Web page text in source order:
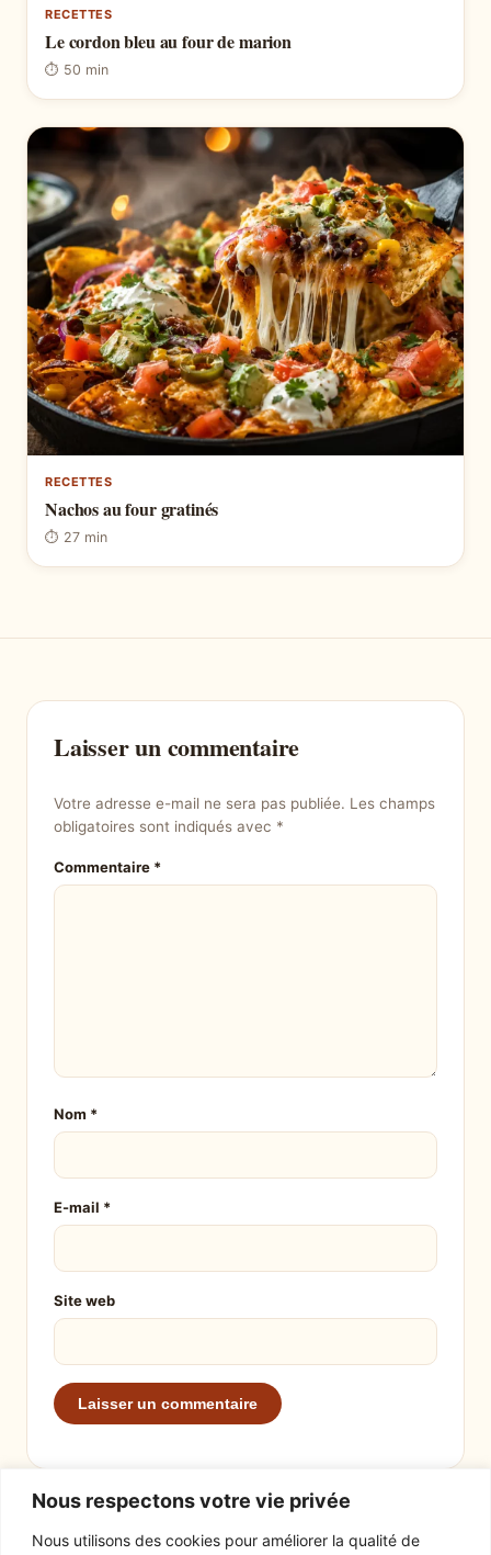
Nous respectons votre vie privée
Nous utilisons des cookies pour améliorer la qualité de
RECETTES
Le cordon bleu au four de marion
⏱ 50 min
RECETTES
Nachos au four gratinés
⏱ 27 min
Laisser un commentaire
Votre adresse e-mail ne sera pas publiée. Les champs
obligatoires sont indiqués avec *
Commentaire *
Nom *
E-mail *
Site web